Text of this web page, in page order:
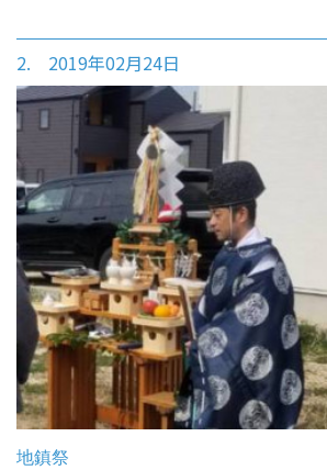
2. 2019年02月24日
地鎮祭